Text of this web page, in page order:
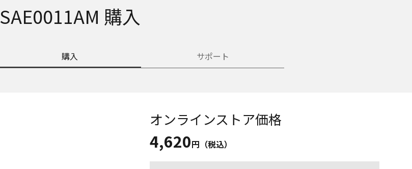
SAE0011AM 購入
購入 サポート
オンラインストア価格
4,620円（税込）